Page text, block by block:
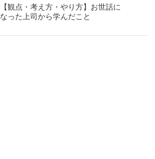
【観点・考え方・やり方】お世話に
なった上司から学んだこと